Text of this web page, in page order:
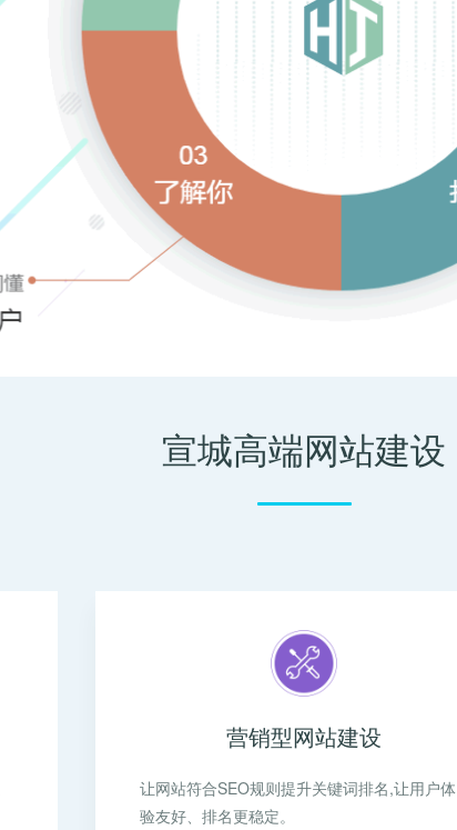
宣城高端网站建设
营销型网站建设
让网站符合SEO规则提升关键词排名,让用户体
验友好、排名更稳定。